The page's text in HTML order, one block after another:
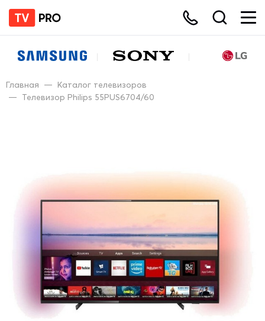
Главная — Каталог телевизоров
— Телевизор Philips 55PUS6704/60